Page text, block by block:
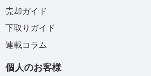
売却ガイド
下取りガイド
連載コラム
個人のお客様